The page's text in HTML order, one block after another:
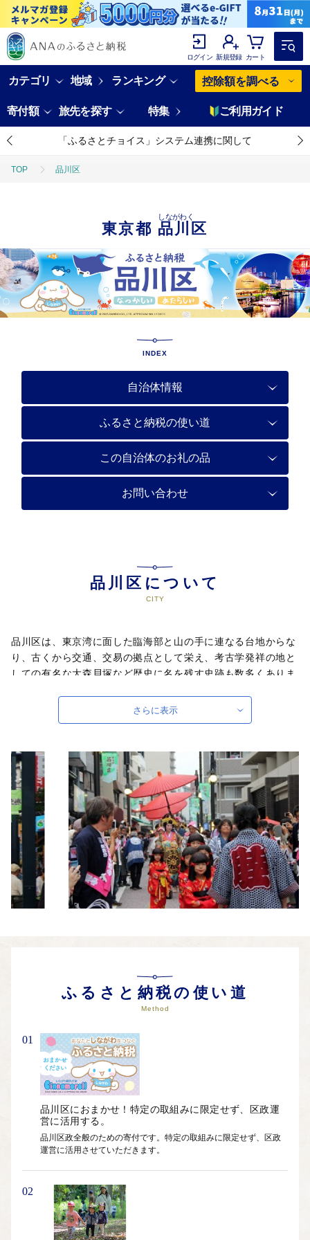
ログイン 新規登録 カート
カテゴリ 地域 ランキング 控除額を調べる
寄付額 旅先を探す 特集 ご利用ガイド
「ふるさとチョイス」システム連携に関して
TOP 品川区
東京都 品川区
しながわく
INDEX
自治体情報
ふるさと納税の使い道
この自治体のお礼の品
お問い合わせ
品川区について
品川区は、東京湾に面した臨海部と山の手に連なる台地からな
り、古くから交通、交易の拠点として栄え、考古学発祥の地と
しての有名な大森貝塚など歴史に名を残す史跡も数多くありま
ってからは、京浜工業地帯発祥の地として発展してまいりまし
た。そして現在、羽田空港の国際化や、品川駅への新幹線の停
業の拠点として重要な役割を担おうとしています。
さらに表示
ふるさと納税の使い道
Method
01
品川区におまかせ！特定の取組みに限定せず、区政運
営に活用する。
品川区政全般のための寄付です。特定の取組みに限定せず、区政
02